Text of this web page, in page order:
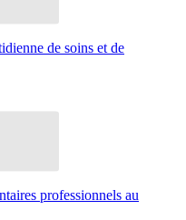
de soins et de
professionnels au